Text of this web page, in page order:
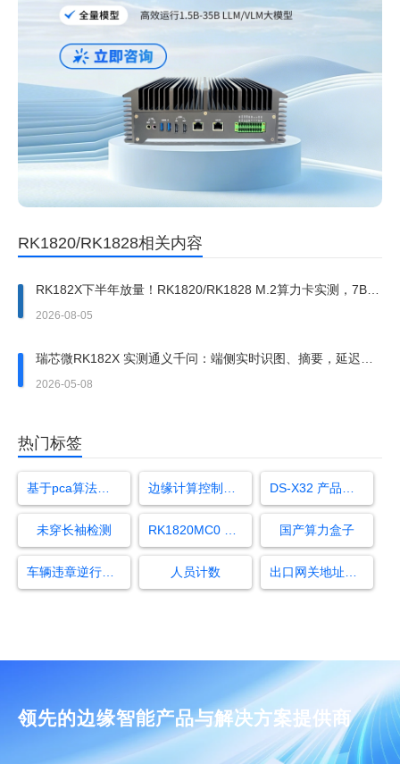
RK1820/RK1828相关内容
RK182X下半年放量！RK1820/RK1828 M.2算力卡实测，7B大
模型端侧跑通
2026-08-05
瑞芯微RK182X 实测通义千问：端侧实时识图、摘要，延迟低
至 0.1s
2026-05-08
热门标签
基于pca算法的人脸识别 边缘计算控制器是什么 DS-X32 产品使用手册
未穿长袖检测 RK1820MC0 M.2 算力卡 国产算力盒子
车辆违章逆行检测方法 人员计数 出口网关地址和入口地址一样
领先的边缘智能产品与解决方案提供商